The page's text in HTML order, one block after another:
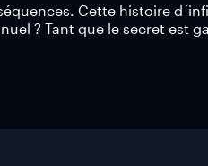
Cette histoire
? Tant que le secret est